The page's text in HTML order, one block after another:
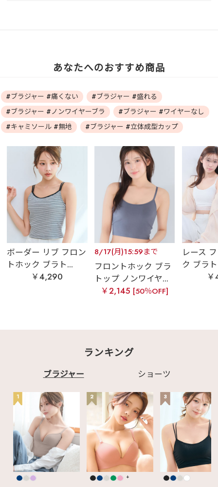
あなたへのおすすめ商品
#ブラジャー #痛くない
#ブラジャー #盛れる
#ブラジャー #ノンワイヤーブラ
#ブラジャー #ワイヤーなし
#キャミソール #無地
#ブラジャー #立体成型カップ
ボーダー リブ フロン
トホック ブラト...
￥4,290
8/17(月)15:59まで
フロントホック ブラ
トップ ノンワイヤ...
￥2,145 [50％OFF]
レース
ク ブラ
ランキング
ブラジャー ショーツ
1 2
+
3